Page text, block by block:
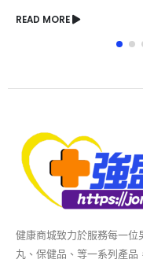
READ MORE
健康商城致力於服務每一
丸、保健品、等一系列產